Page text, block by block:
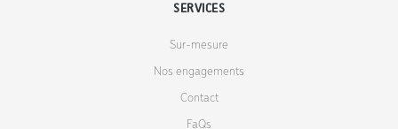
SERVICES
Sur-mesure
Nos engagements
Contact
FaQs